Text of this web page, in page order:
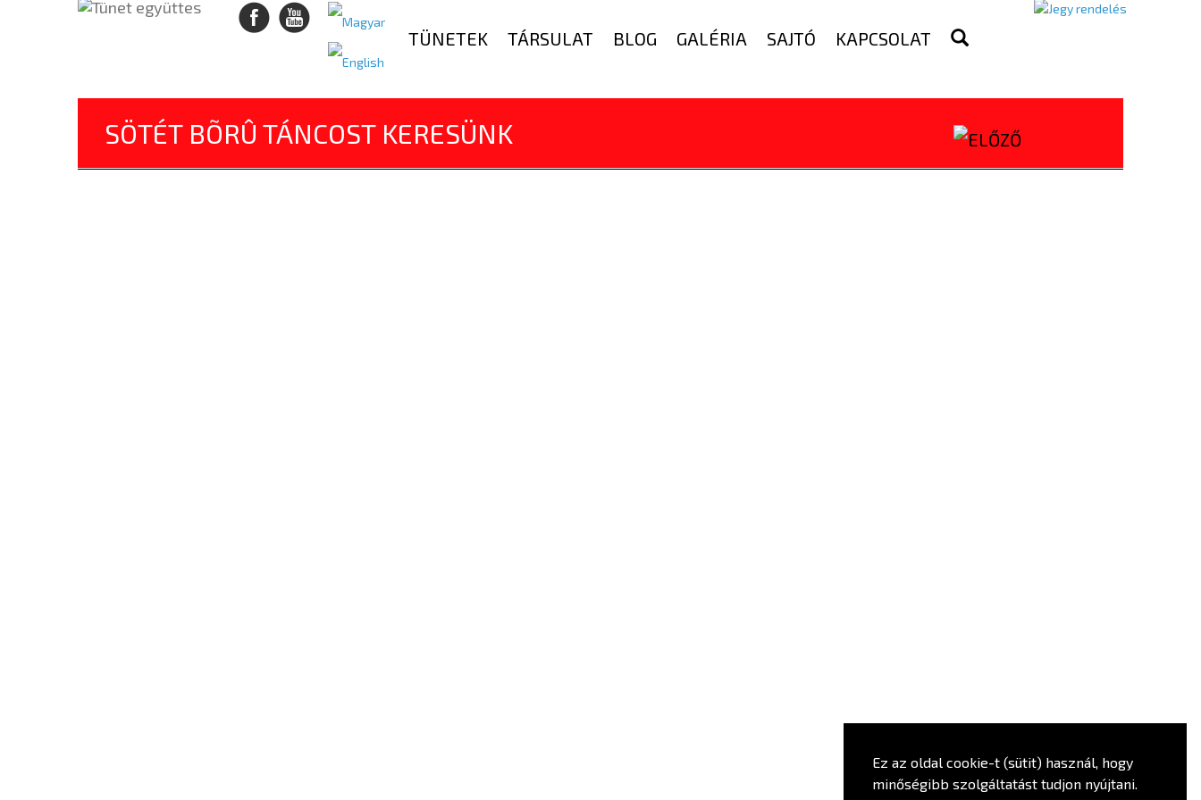
Ez az oldal cookie-t (sütit) használ, hogy
minőségibb szolgáltatást tudjon nyújtani.
TÜNETEK TÁRSULAT BLOG GALÉRIA SAJTÓ KAPCSOLAT
SÖTÉT BÕRÛ TÁNCOST KERESÜNK